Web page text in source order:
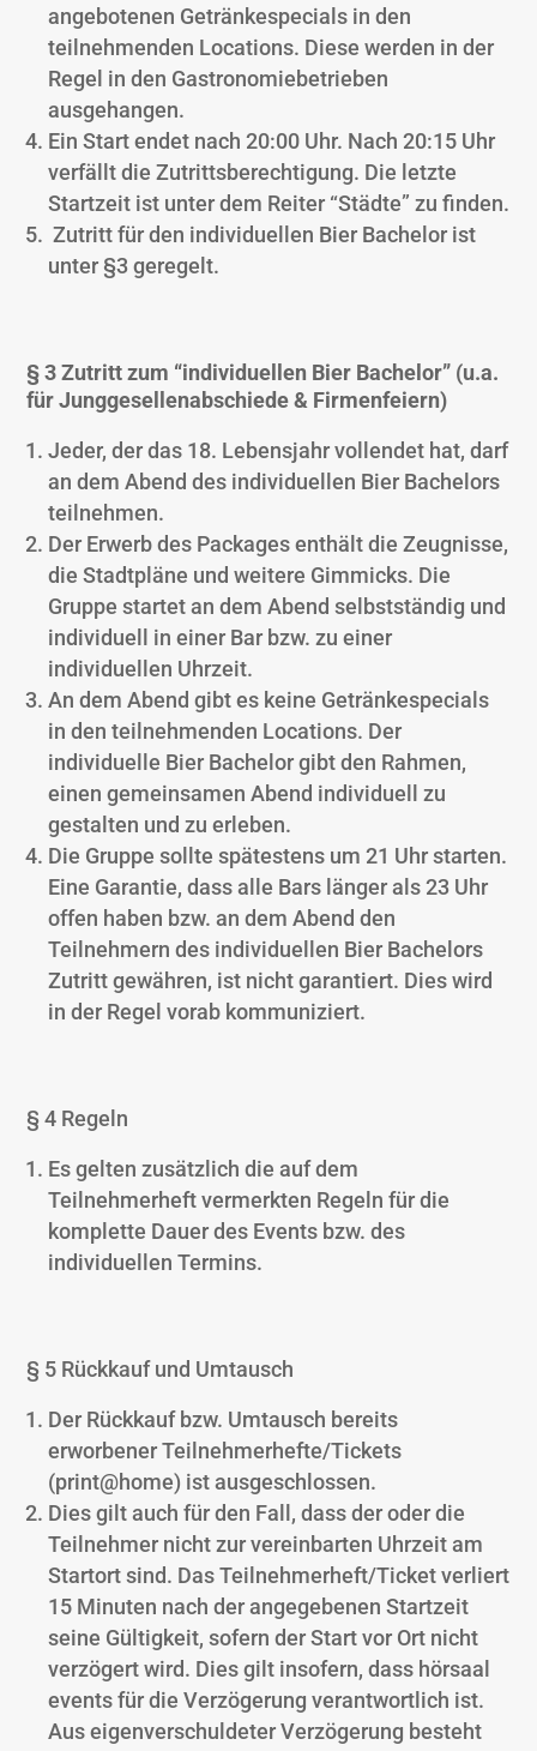
angebotenen Getränkespecials in den
teilnehmenden Locations. Diese werden in der
Regel in den Gastronomiebetrieben
ausgehangen.
Ein Start endet nach 20:00 Uhr. Nach 20:15 Uhr
verfällt die Zutrittsberechtigung. Die letzte
Startzeit ist unter dem Reiter “Städte” zu finden.
Zutritt für den individuellen Bier Bachelor ist
unter §3 geregelt.
§ 3 Zutritt zum “individuellen Bier Bachelor” (u.a.
für Junggesellenabschiede & Firmenfeiern)
Jeder, der das 18. Lebensjahr vollendet hat, darf
an dem Abend des individuellen Bier Bachelors
teilnehmen.
Der Erwerb des Packages enthält die Zeugnisse,
die Stadtpläne und weitere Gimmicks. Die
Gruppe startet an dem Abend selbstständig und
individuell in einer Bar bzw. zu einer
individuellen Uhrzeit.
An dem Abend gibt es keine Getränkespecials
in den teilnehmenden Locations. Der
individuelle Bier Bachelor gibt den Rahmen,
einen gemeinsamen Abend individuell zu
gestalten und zu erleben.
Die Gruppe sollte spätestens um 21 Uhr starten.
Eine Garantie, dass alle Bars länger als 23 Uhr
offen haben bzw. an dem Abend den
Teilnehmern des individuellen Bier Bachelors
Zutritt gewähren, ist nicht garantiert. Dies wird
in der Regel vorab kommuniziert.
§ 4 Regeln
Es gelten zusätzlich die auf dem
Teilnehmerheft vermerkten Regeln für die
komplette Dauer des Events bzw. des
individuellen Termins.
§ 5 Rückkauf und Umtausch
Der Rückkauf bzw. Umtausch bereits
erworbener Teilnehmerhefte/Tickets
(print@home) ist ausgeschlossen.
Dies gilt auch für den Fall, dass der oder die
Teilnehmer nicht zur vereinbarten Uhrzeit am
Startort sind. Das Teilnehmerheft/Ticket verliert
15 Minuten nach der angegebenen Startzeit
seine Gültigkeit, sofern der Start vor Ort nicht
verzögert wird. Dies gilt insofern, dass hörsaal
events für die Verzögerung verantwortlich ist.
Aus eigenverschuldeter Verzögerung besteht